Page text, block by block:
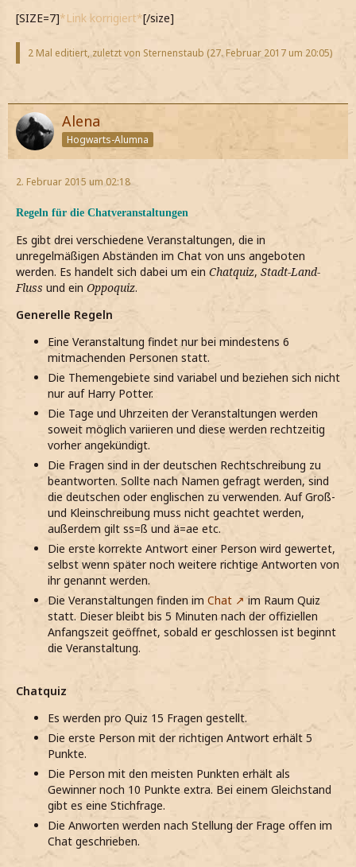
[SIZE=7]*Link korrigiert*[/size]
2 Mal editiert, zuletzt von Sternenstaub (27. Februar 2017 um 20:05)
Alena
Hogwarts-Alumna
2. Februar 2015 um 02:18
Regeln für die Chatveranstaltungen
Es gibt drei verschiedene Veranstaltungen, die in
unregelmäßigen Abständen im Chat von uns angeboten
werden. Es handelt sich dabei um ein Chatquiz, Stadt-Land-
Fluss und ein Oppoquiz.
Generelle Regeln
Eine Veranstaltung findet nur bei mindestens 6
mitmachenden Personen statt.
Die Themengebiete sind variabel und beziehen sich nicht
nur auf Harry Potter.
Die Tage und Uhrzeiten der Veranstaltungen werden
soweit möglich variieren und diese werden rechtzeitig
vorher angekündigt.
Die Fragen sind in der deutschen Rechtschreibung zu
beantworten. Sollte nach Namen gefragt werden, sind
die deutschen oder englischen zu verwenden. Auf Groß-
und Kleinschreibung muss nicht geachtet werden,
außerdem gilt ss=ß und ä=ae etc.
Die erste korrekte Antwort einer Person wird gewertet,
selbst wenn später noch weitere richtige Antworten von
ihr genannt werden.
Die Veranstaltungen finden im Chat
im Raum Quiz
statt. Dieser bleibt bis 5 Minuten nach der offiziellen
Anfangszeit geöffnet, sobald er geschlossen ist beginnt
die Veranstaltung.
Chatquiz
Es werden pro Quiz 15 Fragen gestellt.
Die erste Person mit der richtigen Antwort erhält 5
Punkte.
Die Person mit den meisten Punkten erhält als
Gewinner noch 10 Punkte extra. Bei einem Gleichstand
gibt es eine Stichfrage.
Die Anworten werden nach Stellung der Frage offen im
Chat geschrieben.